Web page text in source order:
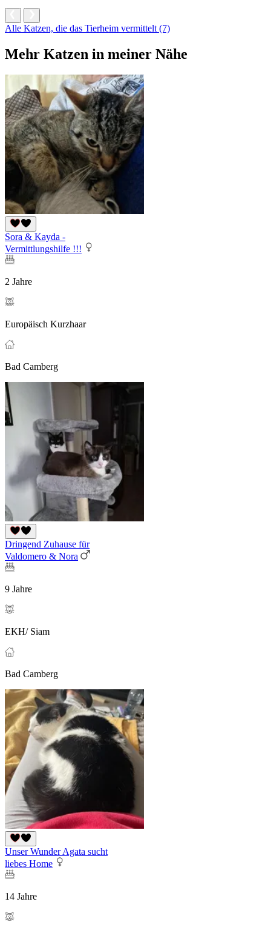
Alle Katzen, die das Tierheim vermittelt (7)
Mehr Katzen in meiner Nähe
Sora & Kayda -
Vermittlungshilfe !!!
2 Jahre
Europäisch Kurzhaar
Bad Camberg
Dringend Zuhause für
Valdomero & Nora
9 Jahre
EKH/ Siam
Bad Camberg
Unser Wunder Agata sucht
liebes Home
14 Jahre